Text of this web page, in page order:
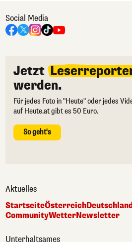
Social Media
Jetzt
werden.
Für jedes Foto in "Heute" oder jedes
auf Heute.at gibt es 50 Euro.
So geht's
Aktuelles
StartseiteÖsterreich
CommunityWetterNewsletter
Unterhaltsames